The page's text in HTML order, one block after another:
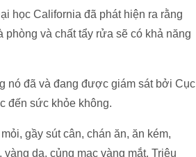
học California đã phát hiện ra rằng
và chất tẩy rửa sẽ có khả năng
nó đã và đang được giám sát bởi Cục
đến sức khỏe không.
gầy sút cân, chán ăn, ăn kém,
da, củng mạc vàng mắt. Triệu